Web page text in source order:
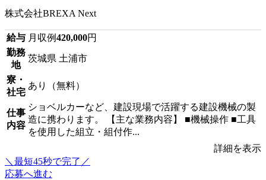
株式会社BREXA Next
給与 月収例420,000円
勤務
地
茨城県 土浦市
寮・
社宅
あり（無料）
仕事
内容
ショベルカーなど、建設現場で活躍する建設機械の製
造に携わります。 【主な業務内容】 ■機械操作 ■工具
を使用した組立・組付作...
詳細を表示
＼最短45秒で完了／
応募へ進む